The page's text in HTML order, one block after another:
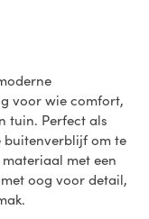
voor wie comfort,
tuin. Perfect als
buitenverblijf om te
met een
oog voor detail,